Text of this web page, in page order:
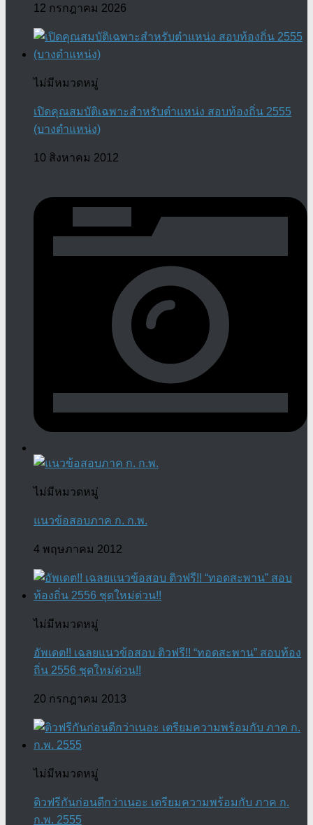
12 กรกฎาคม 2026
ไม่มีหมวดหมู่
เปิดคุณสมบัติเฉพาะสำหรับตำแหน่ง สอบท้องถิ่น 2555
(บางตำแหน่ง)
10 สิงหาคม 2012
ไม่มีหมวดหมู่
แนวข้อสอบภาค ก. ก.พ.
4 พฤษภาคม 2012
ไม่มีหมวดหมู่
อัพเดต!! เฉลยแนวข้อสอบ ติวฟรี!! “ทอดสะพาน” สอบท้อง
ถิ่น 2556 ชุดใหม่ด่วน!!
20 กรกฎาคม 2013
ไม่มีหมวดหมู่
ติวฟรีกันก่อนดีกว่าเนอะ เตรียมความพร้อมกับ ภาค ก.
ก.พ. 2555